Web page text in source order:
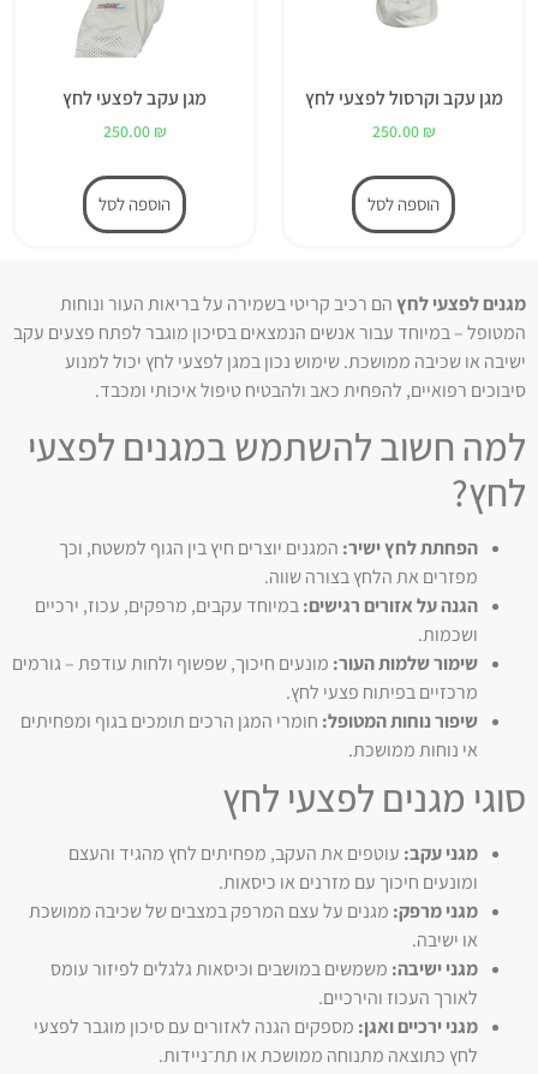
מגן עקב וקרסול לפצעי לחץ
250.00 ₪
הוספה לסל
מגן עקב לפצעי לחץ
250.00 ₪
הוספה לסל
מגנים לפצעי לחץהם רכיב קריטי בשמירה על בריאות העור ונוחות
המטופל – במיוחד עבור אנשים הנמצאים בסיכון מוגבר לפתח פצעים עקב
ישיבה או שכיבה ממושכת. שימוש נכון במגן לפצעי לחץ יכול למנוע
סיבוכים רפואיים, להפחית כאב ולהבטיח טיפול איכותי ומכבד.
למה חשוב להשתמש במגנים לפצעי
לחץ?
הפחתת לחץ ישיר: המגנים יוצרים חיץ בין הגוף למשטח, וכך
מפזרים את הלחץ בצורה שווה.
הגנה על אזורים רגישים:במיוחד עקבים, מרפקים, עכוז, ירכיים
ושכמות.
שימור שלמות העור: מונעים חיכוך, שפשוף ולחות עודפת – גורמים
מרכזיים בפיתוח פצעי לחץ.
שיפור נוחות המטופל: חומרי המגן הרכים תומכים בגוף ומפחיתים
אי נוחות ממושכת.
סוגי מגנים לפצעי לחץ
מגני עקב: עוטפים את העקב, מפחיתים לחץ מהגיד והעצם
ומונעים חיכוך עם מזרנים או כיסאות.
מגני מרפק: מגנים על עצם המרפק במצבים של שכיבה ממושכת
או ישיבה.
מגני ישיבה: משמשים במושבים וכיסאות גלגלים לפיזור עומס
לאורך העכוז והירכיים.
מגני ירכיים ואגן: מספקים הגנה לאזורים עם סיכון מוגבר לפצעי
לחץ כתוצאה מתנוחה ממושכת או תת־ניידות.